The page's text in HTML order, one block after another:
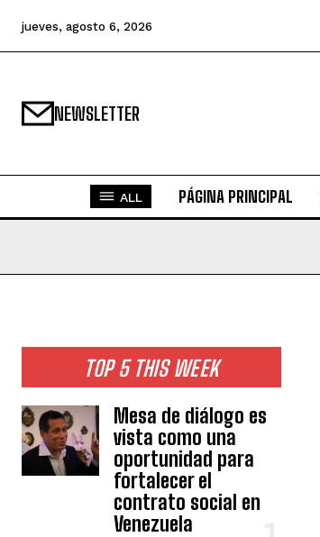
jueves, agosto 6, 2026
NEWSLETTER
ALL PÁGINA PRINCIPAL
TOP 5 THIS WEEK
Mesa de diálogo es
vista como una
oportunidad para
fortalecer el
contrato social en
Venezuela